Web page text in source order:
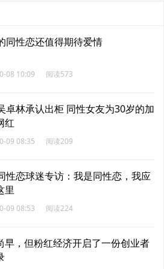
同性恋还值得期待爱情
08 10:09 阅读573
卓林承认出柜 同性女友为30岁的加
红
09 08:35 阅读209
性恋球迷专访：我是同性恋，我应
里
09 08:53 阅读224
早，但粉红经济开启了一份创业者